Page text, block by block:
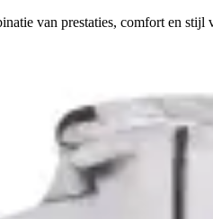
van prestaties, comfort en stijl